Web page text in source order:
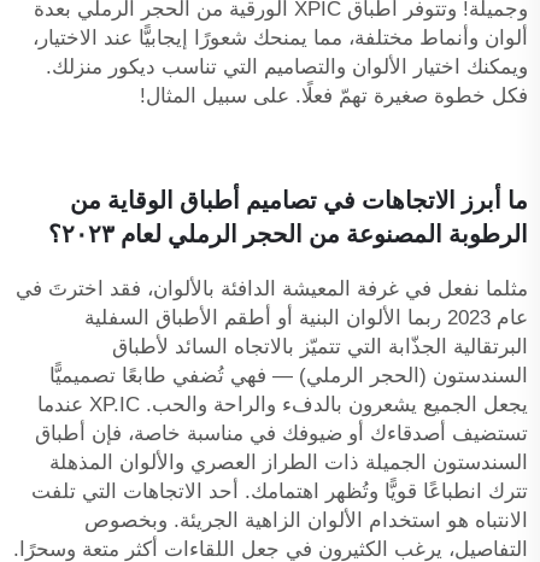
وجميلة! وتتوفر أطباق XPIC الورقية من الحجر الرملي بعدة
ألوان وأنماط مختلفة، مما يمنحك شعورًا إيجابيًّا عند الاختيار،
ويمكنك اختيار الألوان والتصاميم التي تناسب ديكور منزلك.
فكل خطوة صغيرة تهمّ فعلًا. على سبيل المثال!
ما أبرز الاتجاهات في تصاميم أطباق الوقاية من
الرطوبة المصنوعة من الحجر الرملي لعام ٢٠٢٣؟
مثلما نفعل في غرفة المعيشة الدافئة بالألوان، فقد اخترتَ في
عام 2023 ربما الألوان البنية أو أطقم الأطباق السفلية
البرتقالية الجذّابة التي تتميّز بالاتجاه السائد لأطباق
السندستون (الحجر الرملي) — فهي تُضفي طابعًا تصميميًّا
يجعل الجميع يشعرون بالدفء والراحة والحب. XP.IC عندما
تستضيف أصدقاءك أو ضيوفك في مناسبة خاصة، فإن أطباق
السندستون الجميلة ذات الطراز العصري والألوان المذهلة
تترك انطباعًا قويًّا وتُظهر اهتمامك. أحد الاتجاهات التي تلفت
الانتباه هو استخدام الألوان الزاهية الجريئة. وبخصوص
التفاصيل، يرغب الكثيرون في جعل اللقاءات أكثر متعة وسحرًا.